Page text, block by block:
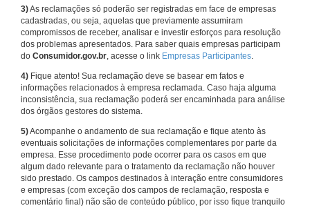
3)As reclamações só poderão ser registradas em face de empresas
cadastradas, ou seja, aquelas que previamente assumiram
compromissos de receber, analisar e investir esforços para resolução
dos problemas apresentados. Para saber quais empresas participam
do Consumidor.gov.br, acesse o link Empresas Participantes.
4) Fique atento! Sua reclamação deve se basear em fatos e
informações relacionados à empresa reclamada. Caso haja alguma
inconsistência, sua reclamação poderá ser encaminhada para análise
dos órgãos gestores do sistema.
5)Acompanhe o andamento de sua reclamação e fique atento às
eventuais solicitações de informações complementares por parte da
empresa. Esse procedimento pode ocorrer para os casos em que
algum dado relevante para o tratamento da reclamação não houver
sido prestado. Os campos destinados à interação entre consumidores
e empresas (com exceção dos campos de reclamação, resposta e
comentário final) não são de conteúdo público, por isso fique tranquilo